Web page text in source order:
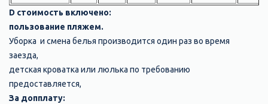
D стоимость включено:
пользование пляжем.
Уборка и смена белья производится один раз во время
заезда,
детская кроватка или люлька по требованию
предоставляется,
За допплату: